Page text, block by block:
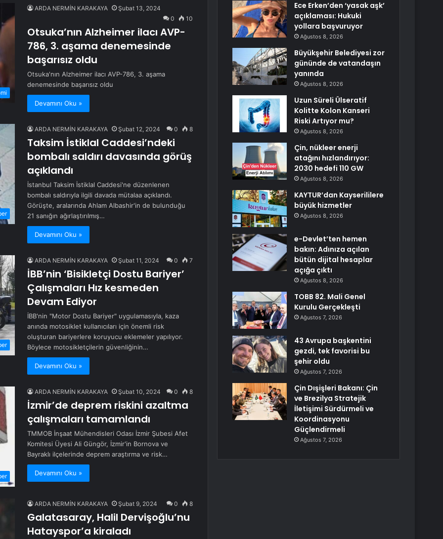
ARDA NERMİN KARAKAYA
Şubat 13, 2024
0
10
Otsuka’nın Alzheimer ilacı AVP-
786, 3. aşama denemesinde
başarısız oldu
Otsuka'nın Alzheimer ilacı AVP-786, 3. aşama
denemesinde başarısız oldu
Devamını Oku »
ARDA NERMİN KARAKAYA Şubat 12, 2024 0 8
Taksim İstiklal Caddesi’ndeki
bombalı saldırı davasında görüş
açıklandı
İstanbul Taksim İstiklal Caddesi'ne düzenlenen
bombalı saldırıyla ilgili davada mütalaa açıklandı.
Görüşte, aralarında Ahlam Albashir'in de bulunduğu
21 sanığın ağırlaştırılmış…
Devamını Oku »
ARDA NERMİN KARAKAYA Şubat 11, 2024 0 7
İBB’nin ‘Bisikletçi Dostu Bariyer’
Çalışmaları Hız kesmeden
Devam Ediyor
İBB'nin "Motor Dostu Bariyer" uygulamasıyla, kaza
anında motosiklet kullanıcıları için önemli risk
oluşturan bariyerlere koruyucu eklemeler yapılıyor.
Böylece motosikletçilerin güvenliğinin…
Devamını Oku »
ARDA NERMİN KARAKAYA Şubat 10, 2024 0 8
İzmir’de deprem riskini azaltma
çalışmaları tamamlandı
TMMOB İnşaat Mühendisleri Odası İzmir Şubesi Afet
Komitesi Üyesi Ali Güngör, İzmir'in Bornova ve
Bayraklı ilçelerinde deprem araştırma ve risk…
Devamını Oku »
ARDA NERMİN KARAKAYA Şubat 9, 2024 0 8
Galatasaray, Halil Dervişoğlu’nu
Hatayspor’a kiraladı
Ece Erken’den ‘yasak aşk’
açıklaması: Hukuki
yollara başvuruyor
Ağustos 8, 2026
Büyükşehir Belediyesi zor
gününde de vatandaşın
yanında
Ağustos 8, 2026
Uzun Süreli Ülseratif
Kolitte Kolon Kanseri
Riski Artıyor mu?
Ağustos 8, 2026
Çin, nükleer enerji
atağını hızlandırıyor:
2030 hedefi 110 GW
Ağustos 8, 2026
KAYTUR’dan Kayserililere
büyük hizmetler
Ağustos 8, 2026
e-Devlet’ten hemen
bakın: Adınıza açılan
bütün dijital hesaplar
açığa çıktı
Ağustos 8, 2026
TOBB 82. Mali Genel
Kurulu Gerçekleşti
Ağustos 7, 2026
43 Avrupa başkentini
gezdi, tek favorisi bu
şehir oldu
Ağustos 7, 2026
Çin Dışişleri Bakanı: Çin
ve Brezilya Stratejik
İletişimi Sürdürmeli ve
Koordinasyonu
Güçlendirmeli
Ağustos 7, 2026